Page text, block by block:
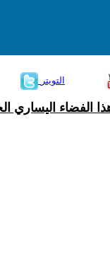
التويتر
الفضاء اليساري